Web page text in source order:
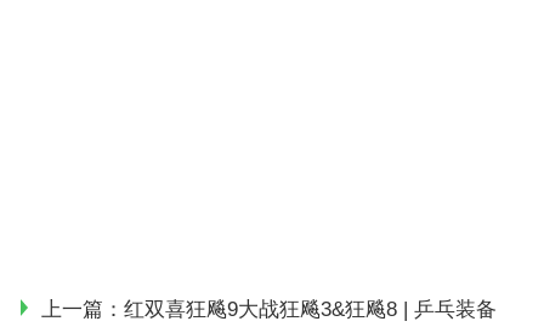
上一篇： 红双喜狂飚9大战狂飚3&狂飚8 | 乒乓装备